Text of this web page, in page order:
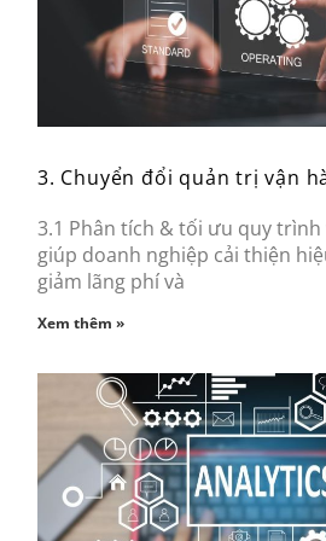
3. Chuyển đổi quản trị vận
3.1 Phân tích & tối ưu quy
giúp doanh nghiệp cải thiện
giảm lãng phí và
Xem thêm »